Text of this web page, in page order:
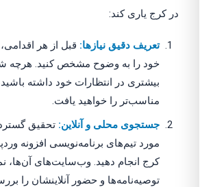
در کرج یاری کند:
تعریف دقیق نیازها: قبل از هر اقدامی،
خود را به وضوح مشخص کنید. هرچه
بیشتری در انتظارات خود داشته
مناسب‌تر را خواهید یافت.
جستجوی محلی و آنلاین: تحقیق
مورد تیم‌های برنامه‌نویسی افزونه
کرج انجام دهید. وب‌سایت‌های آن‌ها،
توصیه‌نامه‌ها و حضور آنلاینشان را